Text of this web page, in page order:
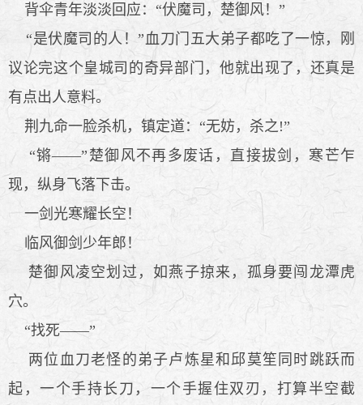
背伞青年淡淡回应：“伏魔司，楚御风！”
“是伏魔司的人！”血刀门五大弟子都吃了一惊，刚
议论完这个皇城司的奇异部门，他就出现了，还真是
有点出人意料。
荆九命一脸杀机，镇定道：“无妨，杀之!”
“锵——”楚御风不再多废话，直接拔剑，寒芒乍
现，纵身飞落下击。
一剑光寒耀长空！
临风御剑少年郎！
楚御风凌空划过，如燕子掠来，孤身要闯龙潭虎
穴。
“找死——”
两位血刀老怪的弟子卢炼星和邱莫笙同时跳跃而
起，一个手持长刀，一个手握住双刃，打算半空截